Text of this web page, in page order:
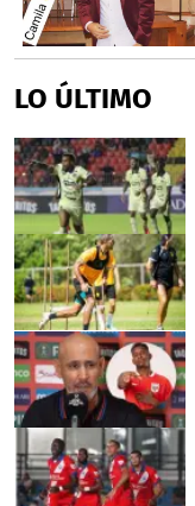
LO ÚLTIMO